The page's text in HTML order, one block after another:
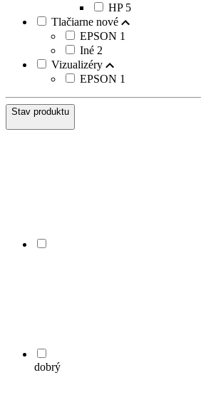
HP 5
Tlačiarne nové
EPSON 1
Iné 2
Vizualizéry
EPSON 1
Stav produktu
dobrý